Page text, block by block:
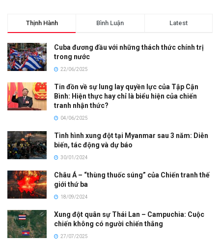
Thịnh Hành Bình Luận Latest
Cuba đương đầu với những thách thức chính trị
trong nước
22/06/2025
Tin đồn về sự lung lay quyền lực của Tập Cận
Bình: Hiện thực hay chỉ là biểu hiện của chiến
tranh nhận thức?
04/06/2025
Tình hình xung đột tại Myanmar sau 3 năm: Diễn
biến, tác động và dự báo
30/01/2024
Châu Á – “thùng thuốc súng” của Chiến tranh thế
giới thứ ba
18/09/2024
Xung đột quân sự Thái Lan – Campuchia: Cuộc
chiến không có người chiến thắng
27/07/2025